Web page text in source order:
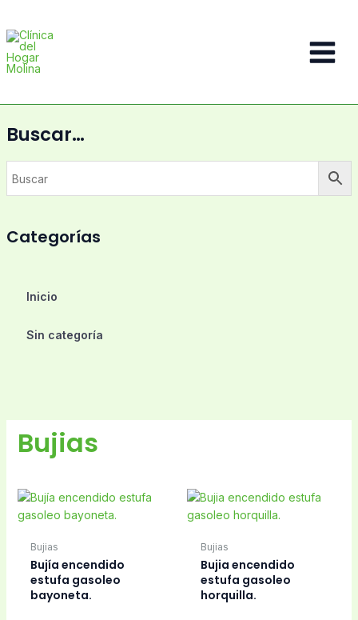
contenido
Main
Buscar…
Categorías
Inicio
Sin categoría
Bujias
Bujias
Bujía encendido
estufa gasoleo
bayoneta.
Bujias
Bujia encendido
estufa gasoleo
horquilla.